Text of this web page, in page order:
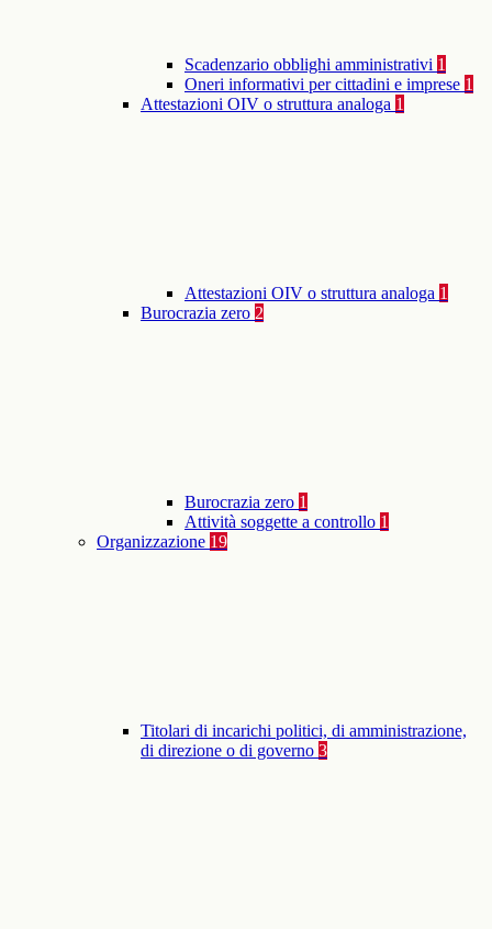
Scadenzario obblighi amministrativi 1
Oneri informativi per cittadini e imprese 1
Attestazioni OIV o struttura analoga 1
Attestazioni OIV o struttura analoga 1
Burocrazia zero 2
Burocrazia zero 1
Attività soggette a controllo 1
Organizzazione 19
Titolari di incarichi politici, di amministrazione,
di direzione o di governo 3